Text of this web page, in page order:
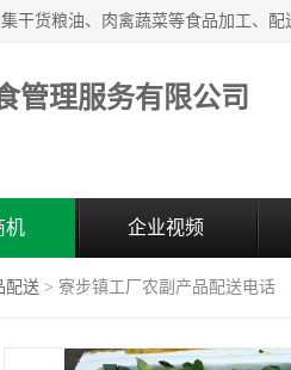
管理服务有限公司
机 企业视频
配送 > 寮步镇工厂农副产品配送电话